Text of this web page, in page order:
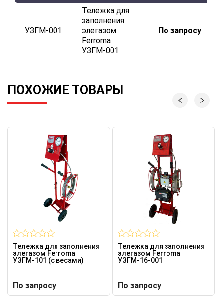
УЗГМ-001
Тележка для
заполнения
элегазом
Ferroma
УЗГМ-001
По запросу
ПОХОЖИЕ ТОВАРЫ
Тележка для заполнения
элегазом Ferroma
УЗГМ-101 (с весами)
По запросу
Тележка для заполнения
элегазом Ferroma
УЗГМ-16-001
По запросу